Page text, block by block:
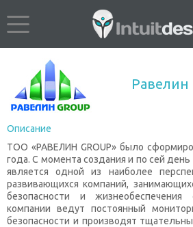
Описание
ТОО «РАВЕЛИН GROUP» было
года. С момента создания и по сей
является одной из наиболее
развивающихся компаний,
безопасности и жизнеобеспечения
компании ведут постоянный
безопасности и производят